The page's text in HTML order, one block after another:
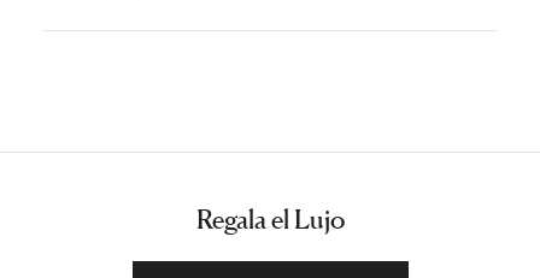
Regala el Lujo